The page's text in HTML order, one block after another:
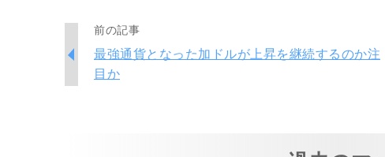
前の記事
最強通貨となった加ドルが上昇を継続するのか注
目か